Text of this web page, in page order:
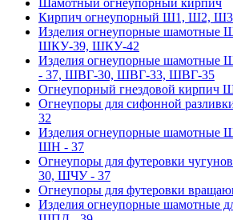
Шамотный огнеупорный кирпич
Кирпич огнеупорный Ш1, Ш2,
Изделия огнеупорные
ШКУ-39, ШКУ-42
Изделия огнеупорные
- 37, ШВГ-30, ШВГ-33, ШВГ-35
Огнеупорный гнездовой
Огнеупоры для сифонной
32
Изделия огнеупорные
ШН - 37
Огнеупоры для футеровки
30, ШЧУ - 37
Огнеупоры для футеровки
Изделия огнеупорные шамотные